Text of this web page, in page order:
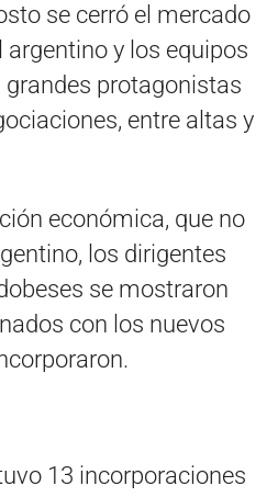
se cerró el mercado
y los equipos
protagonistas
entre altas y
económica, que no
los dirigentes
se mostraron
con los nuevos
13 incorporaciones